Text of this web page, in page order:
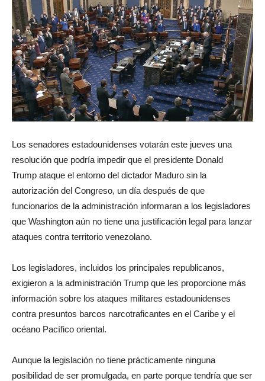
Los senadores estadounidenses votarán este jueves una
resolución que podría impedir que el presidente Donald
Trump ataque el entorno del dictador Maduro sin la
autorización del Congreso, un día después de que
funcionarios de la administración informaran a los legisladores
que Washington aún no tiene una justificación legal para lanzar
ataques contra territorio venezolano.
Los legisladores, incluidos los principales republicanos,
exigieron a la administración Trump que les proporcione más
información sobre los ataques militares estadounidenses
contra presuntos barcos narcotraficantes en el Caribe y el
océano Pacífico oriental.
Aunque la legislación no tiene prácticamente ninguna
posibilidad de ser promulgada, en parte porque tendría que ser